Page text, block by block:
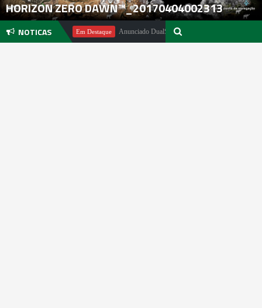
HORIZON ZERO DAWN™_20170404002313
NOTICAS
Pachter Em Destaque Anunciado DualSense The Last of Us Limited Edition